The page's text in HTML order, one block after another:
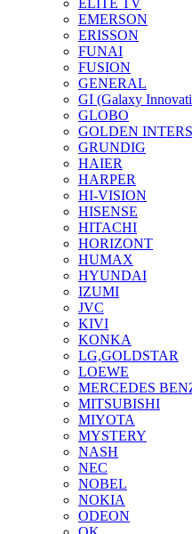
ELITE TV
EMERSON
ERISSON
FUNAI
FUSION
GENERAL
GI (Galaxy
GLOBO
GOLDEN
GRUNDIG
HAIER
HARPER
HI-VISION
HISENSE
HITACHI
HORIZONT
HUMAX
HYUNDAI
IZUMI
JVC
KIVI
KONKA
LG,GOLDSTAR
LOEWE
MERCEDES
MITSUBISHI
MIYOTA
MYSTERY
NASH
NEC
NOBEL
NOKIA
ODEON